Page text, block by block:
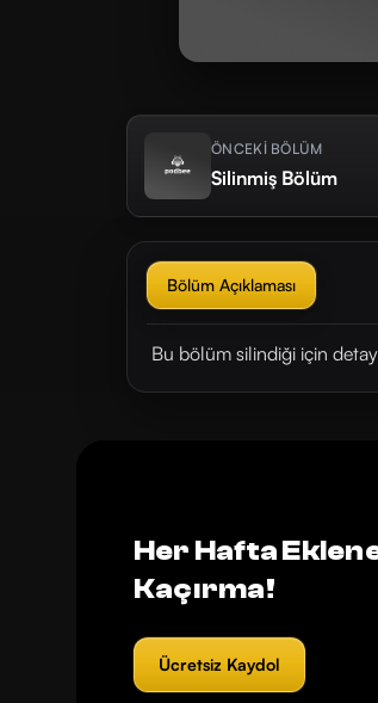
ÖNCEKİ BÖLÜM
Silinmiş Bölüm
Bölüm Açıklaması
Bu bölüm silindiği için
Her Hafta
Kaçırma!
Ücretsiz Kaydol